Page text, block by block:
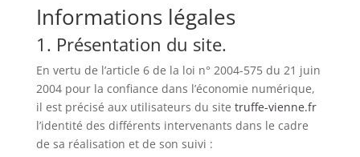
Informations légales
1. Présentation du site.
En vertu de l’article 6 de la loi n° 2004-575 du 21 juin
2004 pour la confiance dans l’économie numérique,
il est précisé aux utilisateurs du site truffe-vienne.fr
l’identité des différents intervenants dans le cadre
de sa réalisation et de son suivi :